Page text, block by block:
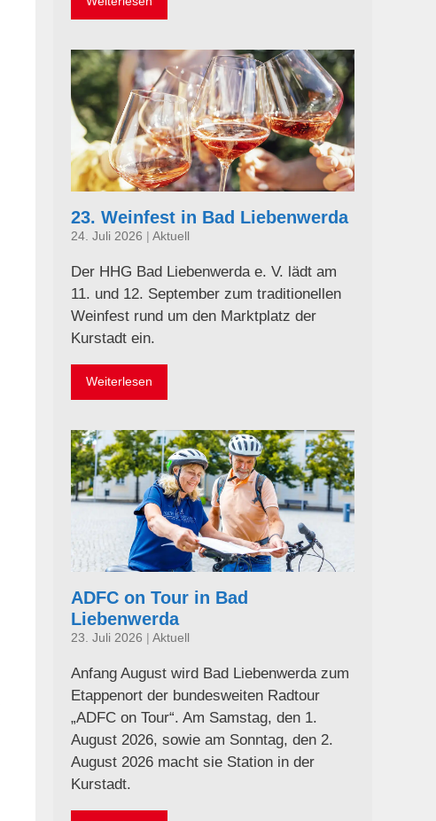
23. Weinfest in Bad Liebenwerda
24. Juli 2026 Aktuell
Der HHG Bad Liebenwerda e. V. lädt am
11. und 12. September zum traditionellen
Weinfest rund um den Marktplatz der
Kurstadt ein.
Weiterlesen
ADFC on Tour in Bad
Liebenwerda
23. Juli 2026 Aktuell
Anfang August wird Bad Liebenwerda zum
Etappenort der bundesweiten Radtour
„ADFC on Tour“. Am Samstag, den 1.
August 2026, sowie am Sonntag, den 2.
August 2026 macht sie Station in der
Kurstadt.